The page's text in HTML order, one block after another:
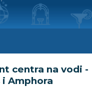
centra na vodi -
Amphora